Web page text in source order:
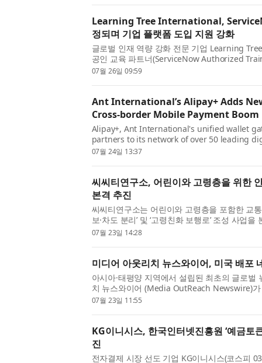
Learning Tree International,
정되며 기업 플랫폼 도입 지원 강화
글로벌 인재 역량 강화 전문 기업 Learning
공인 교육 파트너(ServiceNow Authorized
표했다. 이를 통해 기업들이 ServiceNow 플랫
07월 26일 09:59
Ant International’s Alipay+ Adds
Cross-border Mobile Payment
Alipay+, Ant International's unified wallet
partners to its network of over 50 leading
institutions. Its global bank partners range
07월 24일 13:37
씨씨티연구소, 어린이와 고령층을 위한
본격 추진
씨씨티연구소는 어린이와 고령층을 포함한 교
보·차도 분리’ 및 ‘고령친화 보행로’ 조성 사업
업은 어린이와 고령층 등 모든 세대가 체감할
07월 23일 14:28
미디어 아웃리치 뉴스와이어, 미국 배포
아시아·태평양 지역에서 설립된 최초의 글로벌
치 뉴스와이어 (Media OutReach Newswire)
미국 내 배포 네트워크를 강화했다. 미디어 아
07월 23일 11:55
KG이니시스, 한국인터넷진흥원 ‘예금토
진
전자결제 시장 선도 기업 KG이니시스(코스피